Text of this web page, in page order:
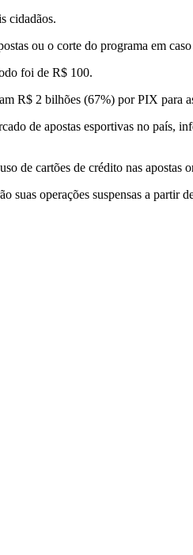
cidadãos.
ou o corte do programa em caso
foi de R$ 100.
R$ 2 bilhões (67%) por PIX para
de apostas esportivas no país,
de cartões de crédito nas apostas
suas operações suspensas a partir